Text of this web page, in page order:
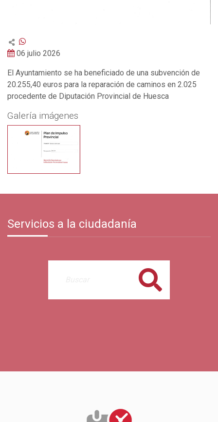
06 julio 2026
El Ayuntamiento se ha beneficiado de una subvención de
20.255,40 euros para la reparación de caminos en 2.025
procedente de Diputación Provincial de Huesca
Galería imágenes
Servicios a la ciudadanía
Buscar